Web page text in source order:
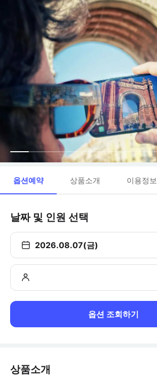
옵션예약 상품소개 이용정보
날짜 및 인원 선택
2026.08.07(금)
옵션 조회하기
상품소개